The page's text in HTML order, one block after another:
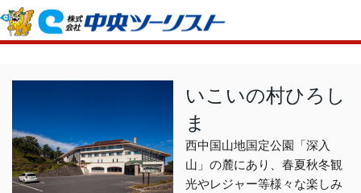
お申込方法について
お支払いについて
店舗のご案内
よくあるご質問
いこいの村ひろし
ま
西中国山地国定公園「深入
山」の麓にあり、春夏秋冬観
光やレジャー等様々な楽しみ